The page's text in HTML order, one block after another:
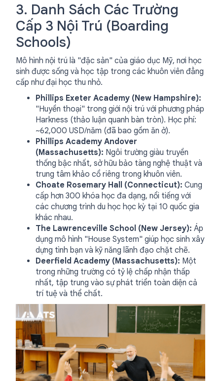
3. Danh Sách Các Trường
Cấp 3 Nội Trú (Boarding
Schools)
Mô hình nội trú là "đặc sản" của giáo dục Mỹ, nơi học
sinh được sống và học tập trong các khuôn viên đẳng
cấp như đại học thu nhỏ.
Phillips Exeter Academy (New Hampshire):
"Huyền thoại" trong giới nội trú với phương pháp
Harkness (thảo luận quanh bàn tròn). Học phí:
~62,000 USD/năm (đã bao gồm ăn ở).
Phillips Academy Andover
(Massachusetts): Ngôi trường giàu truyền
thống bậc nhất, sở hữu bảo tàng nghệ thuật và
trung tâm khảo cổ riêng trong khuôn viên.
Choate Rosemary Hall (Connecticut): Cung
cấp hơn 300 khóa học đa dạng, nổi tiếng với
các chương trình du học học kỳ tại 10 quốc gia
khác nhau.
The Lawrenceville School (New Jersey): Áp
dụng mô hình "House System" giúp học sinh xây
dựng tình bạn và kỹ năng lãnh đạo chặt chẽ.
Deerfield Academy (Massachusetts): Một
trong những trường có tỷ lệ chấp nhận thấp
nhất, tập trung vào sự phát triển toàn diện cả
trí tuệ và thể chất.